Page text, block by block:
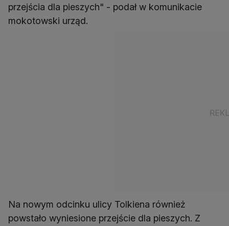
przejścia dla pieszych" - podał w komunikacie
mokotowski urząd.
Na nowym odcinku ulicy Tolkiena również
powstało wyniesione przejście dla pieszych. Z